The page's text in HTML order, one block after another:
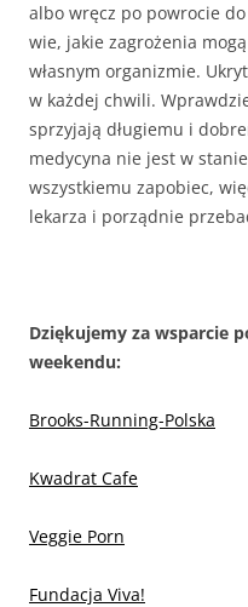
albo wręcz po powrocie
wie, jakie zagrożenia
własnym organizmie.
w każdej chwili.
sprzyjają długiemu i
medycyna nie jest w
wszystkiemu zapobiec,
lekarza i porządnie
Dziękujemy za wsparcie
weekendu:
Brooks-Running-Polska
Kwadrat Cafe
Veggie Porn
Fundacja Viva!